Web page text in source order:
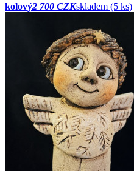
kolový2 700 CZKskladem (5 ks)